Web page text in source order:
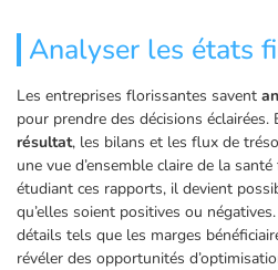
Analyser les états
Les entreprises florissantes savent
pour prendre des décisions
résultat, les bilans et les flux de
une vue d’ensemble claire de la
étudiant ces rapports, il devient
qu’elles soient positives ou
détails tels que les marges
révéler des opportunités